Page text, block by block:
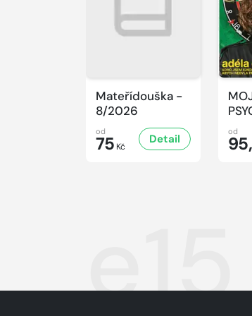
Mateřídouška -
8/2026
od
75 Kč
Detail
8/
od
95,